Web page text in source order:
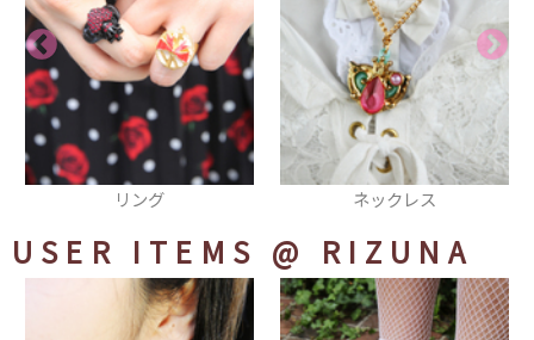
ネックレス ヘアピン
USER ITEMS @ RIZUNA